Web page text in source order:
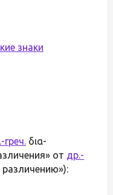
знаки
греч. δια-
от др.-
различению»):